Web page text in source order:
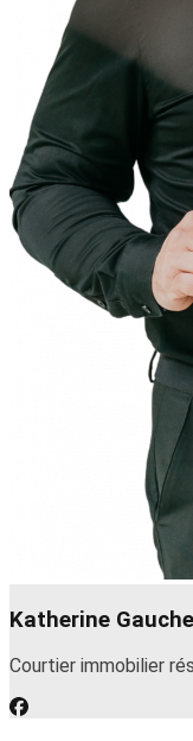
Katherine
Courtier immobilier